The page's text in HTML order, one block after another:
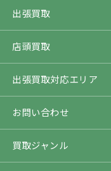
出張買取
店頭買取
出張買取対応エリア
お問い合わせ
買取ジャンル